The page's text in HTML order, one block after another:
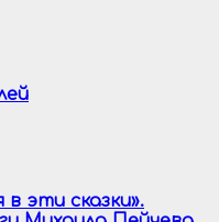
эти сказки».